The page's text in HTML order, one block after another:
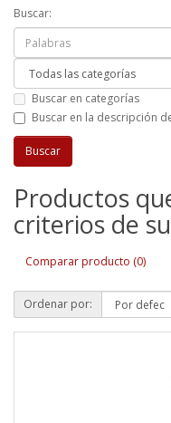
Buscar:
Buscar en categorías
Buscar en la descripción
Productos
criterios de
Comparar producto (0)
Ordenar por: